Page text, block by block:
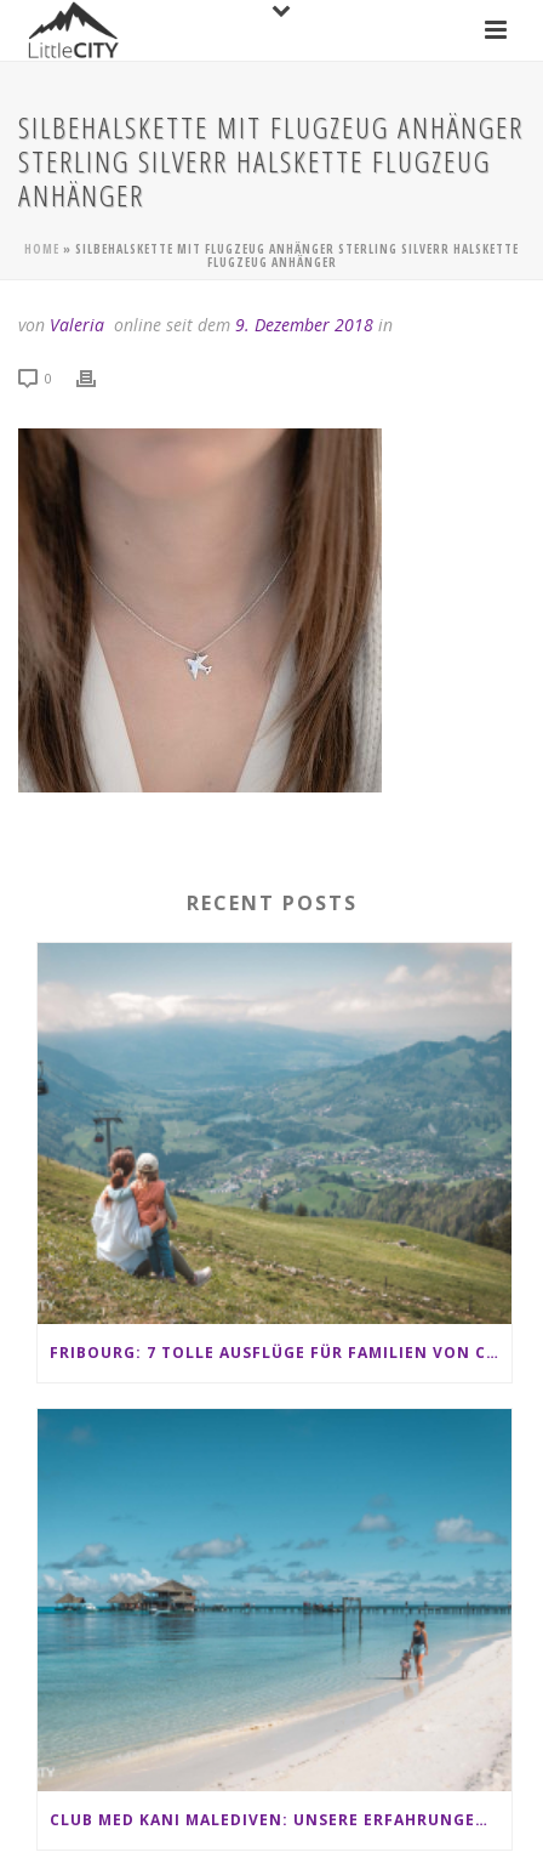
SILBEHALSKETTE MIT FLUGZEUG ANHÄNGER
STERLING SILVERR HALSKETTE FLUGZEUG
ANHÄNGER
HOME » SILBEHALSKETTE MIT FLUGZEUG ANHÄNGER STERLING SILVERR HALSKETTE
FLUGZEUG ANHÄNGER
von Valeria online seit dem 9. Dezember 2018 in
0
RECENT POSTS
FRIBOURG: 7 TOLLE AUSFLÜGE FÜR FAMILIEN VON CHARMEY BIS LES PACCOTS
CLUB MED KANI MALEDIVEN: UNSERE ERFAHRUNGEN IM ALL-INCLUSIVE PARADIES